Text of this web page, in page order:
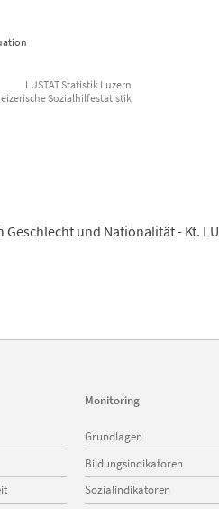
LUSTAT Statistik Luzern
Sozialhilfestatistik
und Nationalität - Kt. LU
Monitoring
Navigation
überspringen
Grundlagen
Bildungsindikatoren
Sozialindikatoren